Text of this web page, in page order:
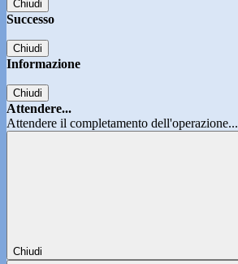
Chiudi
Successo
Chiudi
Informazione
Chiudi
Attendere...
Attendere il completamento dell'operazione...
Chiudi